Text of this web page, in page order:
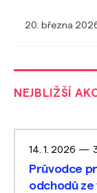
20. března
NEJBLIŽŠÍ
14. 1. 2026 —
Průvodce
odchodů ze